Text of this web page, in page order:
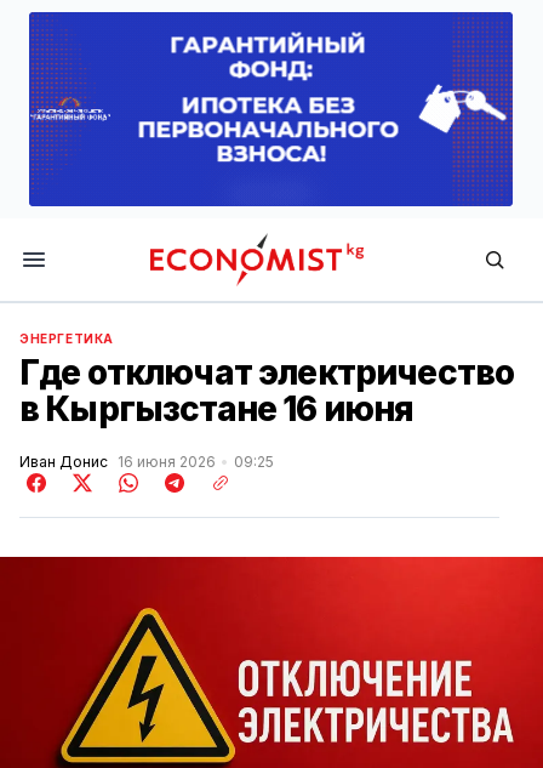
Economist.kg
ЭНЕРГЕТИКА
Где отключат электричество
в Кыргызстане 16 июня
Иван Донис 16 июня 2026 09:25